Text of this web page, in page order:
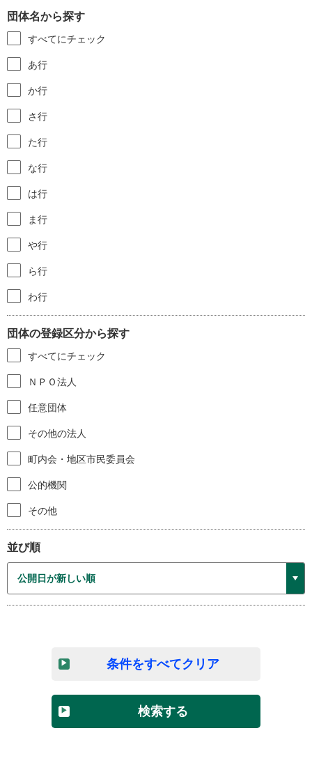
団体名から探す
すべてにチェック
あ行
か行
さ行
た行
な行
は行
ま行
や行
ら行
わ行
団体の登録区分から探す
すべてにチェック
ＮＰＯ法人
任意団体
その他の法人
町内会・地区市民委員会
公的機関
その他
並び順
条件をすべてクリア
検索する